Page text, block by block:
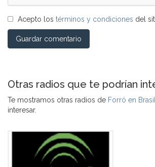
Acepto los términos y condiciones del
Guardar comentario
Otras radios que te podrían
Te mostramos otras radios de Forró en Brasil
interesar.